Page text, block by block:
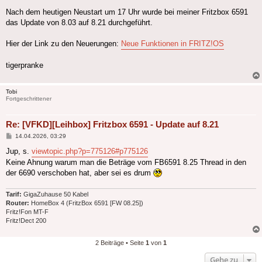
Nach dem heutigen Neustart um 17 Uhr wurde bei meiner Fritzbox 6591
das Update von 8.03 auf 8.21 durchgeführt.
Hier der Link zu den Neuerungen: Neue Funktionen in FRITZ!OS
tigerpranke
Tobi
Fortgeschrittener
Re: [VFKD][Leihbox] Fritzbox 6591 - Update auf 8.21
Beitrag
14.04.2026, 03:29
Jup, s. viewtopic.php?p=775126#p775126
Keine Ahnung warum man die Beträge vom FB6591 8.25 Thread in den
der 6690 verschoben hat, aber sei es drum
Tarif: GigaZuhause 50 Kabel
Router: HomeBox 4 (FritzBox 6591 [FW 08.25])
Fritz!Fon MT-F
Fritz!Dect 200
2 Beiträge • Seite 1 von 1
Gehe zu